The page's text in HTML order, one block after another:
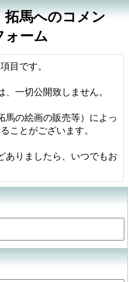
拓馬へのコメン
ォーム
目です。
一切公開致しません。
馬の絵画の販売等）によっ
ことがございます。
ありましたら、いつでもお